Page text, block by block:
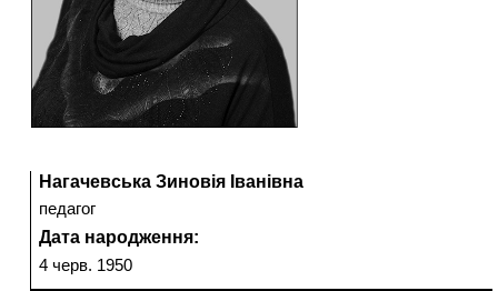
Зиновія
Іванівна
Прізвище,
ім'я,
по-
батькові:
Нагачевська Зиновія Іванівна
Діяльність:
педагог
Дата народження:
4 черв. 1950